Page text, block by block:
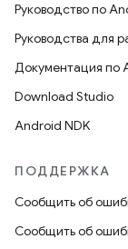
Руководство по
Руководства для
Документация по
Download Studio
Android NDK
ПОДДЕРЖКА
Сообщить об
Сообщить об